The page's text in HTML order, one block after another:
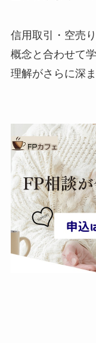
信用取引・空売
概念と合わせて
理解がさらに深ま